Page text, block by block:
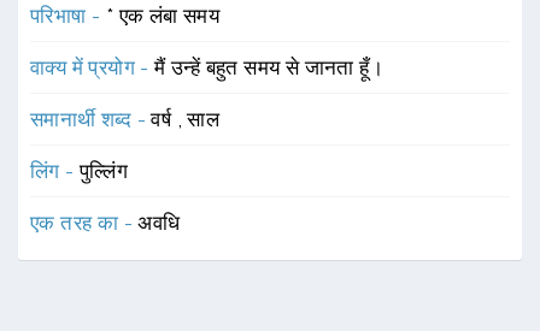
परिभाषा - * एक लंबा समय
वाक्य में प्रयोग -मैं उन्हें बहुत समय से जानता हूँ।
समानार्थी शब्द -वर्ष ,साल
लिंग -पुल्लिंग
एक तरह का -अवधि